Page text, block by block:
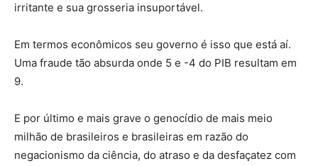
irritante e sua grosseria insuportável.
Em termos econômicos seu governo é isso que está aí.
Uma fraude tão absurda onde 5 e -4 do PIB resultam em
9.
E por último e mais grave o genocídio de mais meio
milhão de brasileiros e brasileiras em razão do
negacionismo da ciência, do atraso e da desfaçatez com